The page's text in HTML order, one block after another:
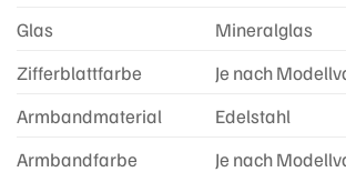
Glas
Mineralglas
Zifferblattfarbe
Je nach
Armbandmaterial
Edelstahl
Armbandfarbe
Je nach